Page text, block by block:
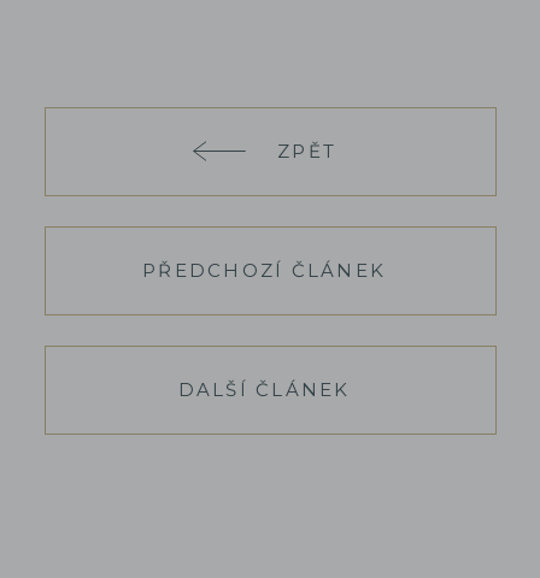
ZPĚT
PŘEDCHOZÍ ČLÁNEK
DALŠÍ ČLÁNEK